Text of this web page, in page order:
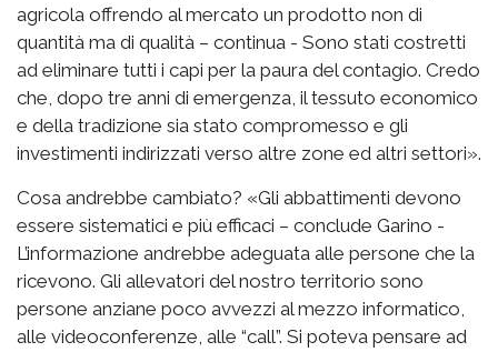
agricola offrendo al mercato un prodotto non di
quantità ma di qualità – continua - Sono stati costretti
ad eliminare tutti i capi per la paura del contagio. Credo
che, dopo tre anni di emergenza, il tessuto economico
e della tradizione sia stato compromesso e gli
investimenti indirizzati verso altre zone ed altri settori».
Cosa andrebbe cambiato? «Gli abbattimenti devono
essere sistematici e più efficaci – conclude Garino -
L’informazione andrebbe adeguata alle persone che la
ricevono. Gli allevatori del nostro territorio sono
persone anziane poco avvezzi al mezzo informatico,
alle videoconferenze, alle “call”. Si poteva pensare ad